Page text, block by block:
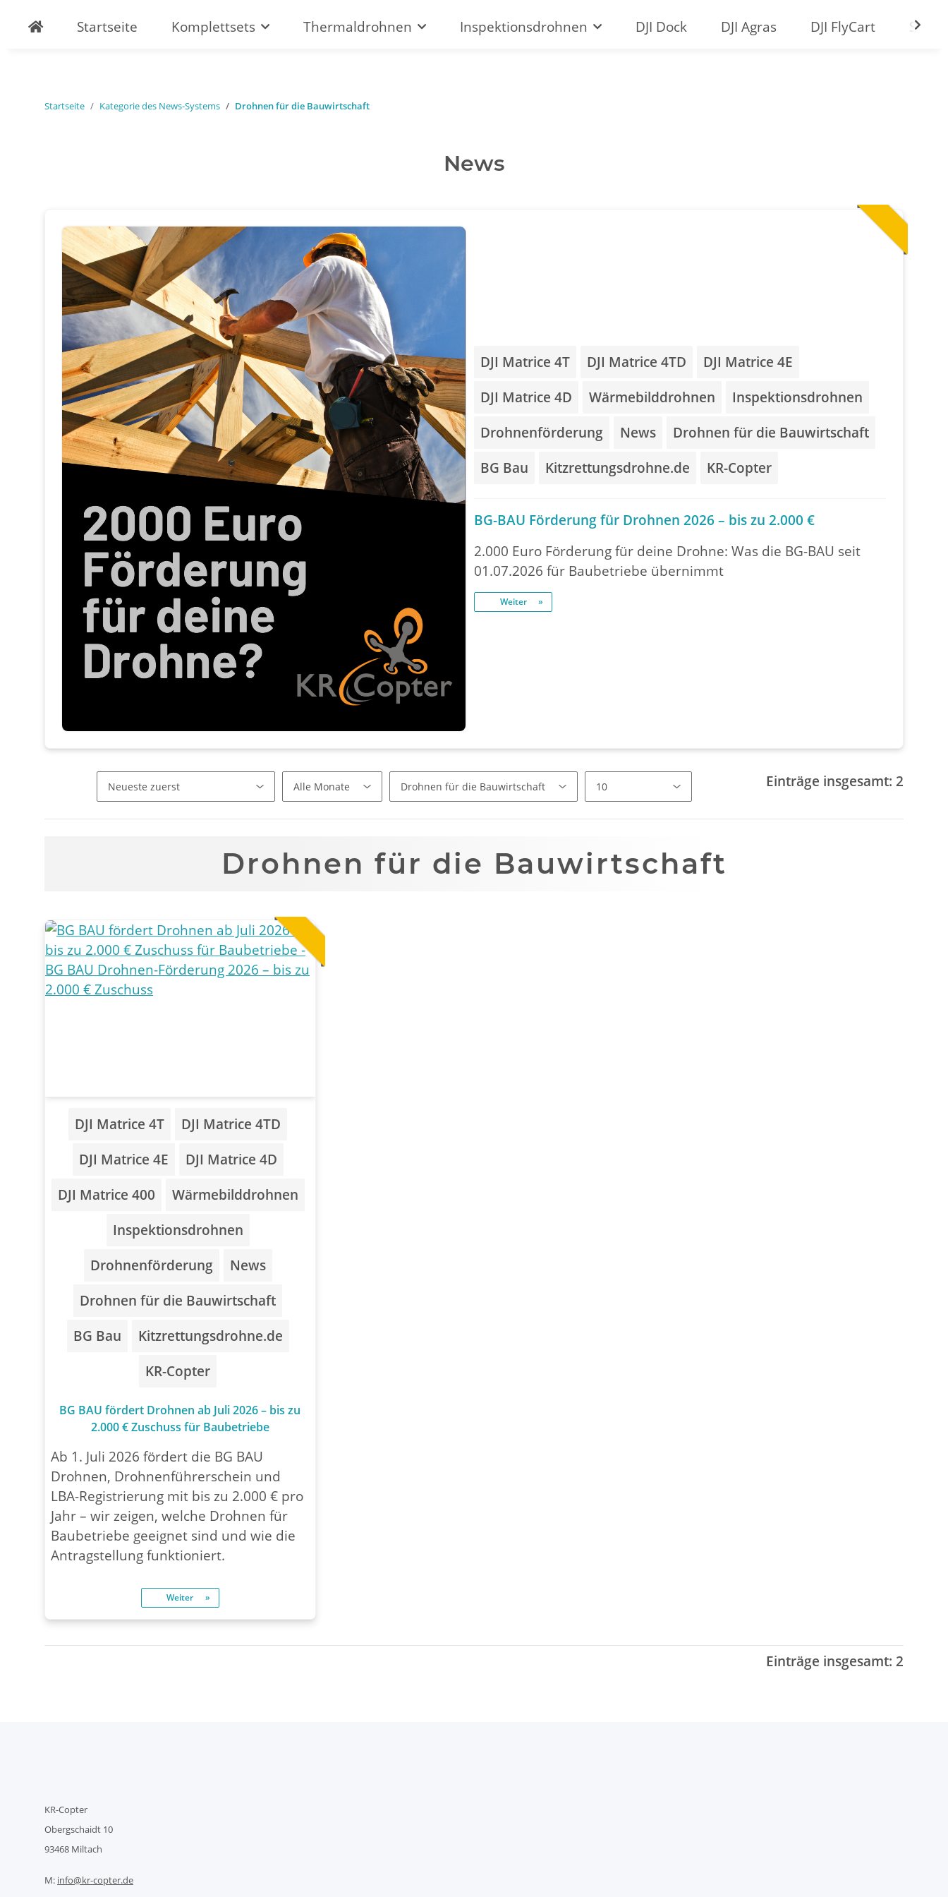
Startseite Komplettsets Thermaldrohnen Inspektionsdrohnen DJI Dock DJI Agras DJI FlyCart
Startseite Kategorie des News-Systems Drohnen für die Bauwirtschaft
News
Top
DJI Matrice 4T DJI Matrice 4TD
DJI Matrice 4E
DJI Matrice 4D
Wärmebilddrohnen
Inspektionsdrohnen
Drohnenförderung
News
Drohnen für die Bauwirtschaft
BG Bau
Kitzrettungsdrohne.de KR-Copter
BG-BAU Förderung für Drohnen 2026 – bis zu 2.000 €
2.000 Euro Förderung für deine Drohne: Was die BG-BAU seit
01.07.2026 für Baubetriebe übernimmt
Weiter
Einträge insgesamt: 2
Drohnen für die Bauwirtschaft
Top
DJI Matrice 4T
DJI Matrice 4TD
DJI Matrice 4E
DJI Matrice 4D
DJI Matrice 400
Wärmebilddrohnen
Inspektionsdrohnen
Drohnenförderung
News
Drohnen für die Bauwirtschaft
BG Bau
Kitzrettungsdrohne.de
KR-Copter
BG BAU fördert Drohnen ab Juli 2026 – bis zu
2.000 € Zuschuss für Baubetriebe
Ab 1. Juli 2026 fördert die BG BAU
Drohnen, Drohnenführerschein und
LBA-Registrierung mit bis zu 2.000 € pro
Jahr – wir zeigen, welche Drohnen für
Baubetriebe geeignet sind und wie die
Antragstellung funktioniert.
Weiter
Einträge insgesamt: 2
KR-Copter
Obergschaidt 10
93468 Miltach
M: info@kr-copter.de